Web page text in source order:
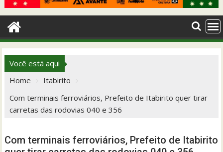
Você está aqui
Home
Itabirito
Com terminais ferroviários, Prefeito de Itabirito quer tirar
carretas das rodovias 040 e 356
Com terminais ferroviários, Prefeito de Itabirito